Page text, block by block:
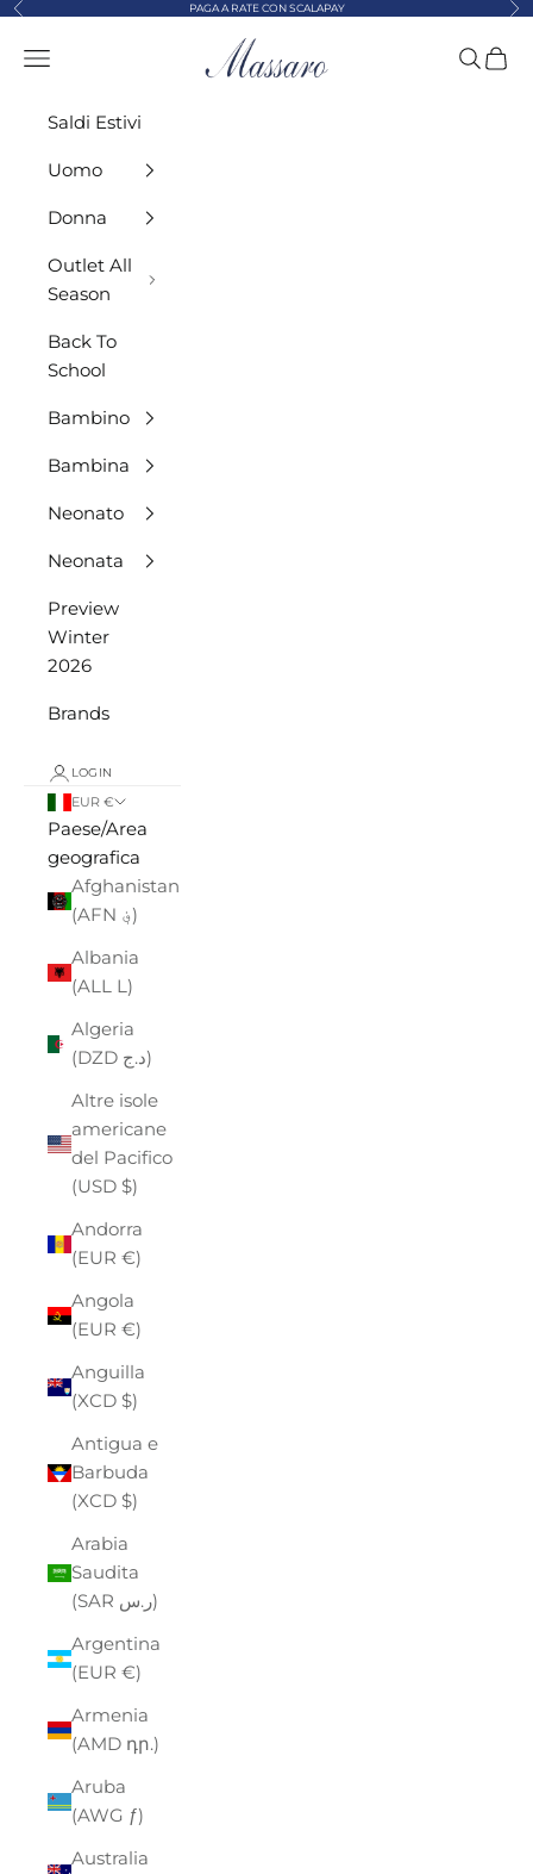
Vai al contenuto
Precedente PAGA A RATE CON SCALAPAY
MASSARO ABBIGLIAMENTO
Menù Cerca
Saldi Estivi
Uomo
Donna
Outlet All
Season
Back To
School
Bambino
Bambina
Neonato
Neonata
Preview
Winter
2026
Brands
LOGIN
EUR €
Paese/Area
geografica
Afghanistan
(AFN ؋)
Albania
(ALL L)
Algeria
(DZD د.ج)
Altre isole
americane
del Pacifico
(USD $)
Andorra
(EUR €)
Angola
(EUR €)
Anguilla
(XCD $)
Antigua e
Barbuda
(XCD $)
Arabia
Saudita
(SAR ر.س)
Argentina
(EUR €)
Armenia
(AMD դր.)
Aruba
(AWG ƒ)
Australia